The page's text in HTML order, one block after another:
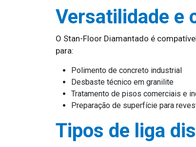
Versatilidade e
O Stan-Floor Diamantado é
para:
Polimento de concreto industrial
Desbaste técnico em granilite
Tratamento de pisos comerciais e
Preparação de superfície para
Tipos de liga